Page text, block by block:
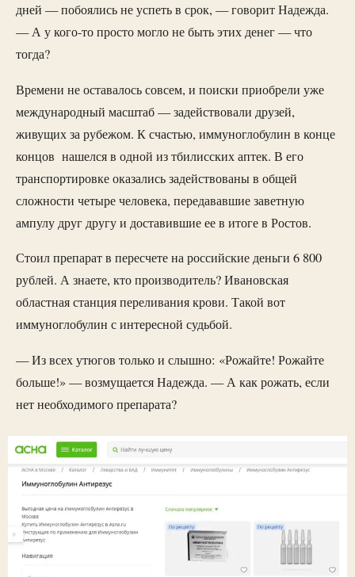
дней — побоялись не успеть в срок, — говорит Надежда.
— А у кого-то просто могло не быть этих денег — что
тогда?
Времени не оставалось совсем, и поиски приобрели уже
международный масштаб — задействовали друзей,
живущих за рубежом. К счастью, иммуноглобулин в конце
концов нашелся в одной из тбилисских аптек. В его
транспортировке оказались задействованы в общей
сложности четыре человека, передававшие заветную
ампулу друг другу и доставившие ее в итоге в Ростов.
Стоил препарат в пересчете на российские деньги 6 800
рублей. А знаете, кто производитель? Ивановская
областная станция переливания крови. Такой вот
иммуноглобулин с интересной судьбой.
— Из всех утюгов только и слышно: «Рожайте! Рожайте
больше!» — возмущается Надежда. — А как рожать, если
нет необходимого препарата?